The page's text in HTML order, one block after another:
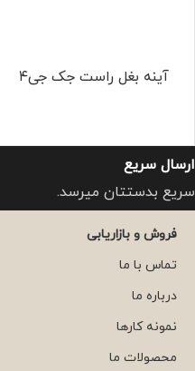
آینه بغل راست جک جی۴
ارسال سریع
سریع بدستتان میرسد.
فروش و بازاریابی
تماس با ما
درباره ما
نمونه کارها
محصولات ما